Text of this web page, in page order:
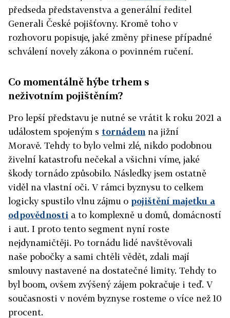
předseda představenstva a generální ředitel
Generali České pojišťovny. Kromě toho v
rozhovoru popisuje, jaké změny přinese případné
schválení novely zákona o povinném ručení.
Co momentálně hýbe trhem s
neživotním pojištěním?
Pro lepší představu je nutné se vrátit k roku 2021 a
událostem spojeným s tornádem na jižní
Moravě. Tehdy to bylo velmi zlé, nikdo podobnou
živelní katastrofu nečekal a všichni víme, jaké
škody tornádo způsobilo. Následky jsem ostatně
viděl na vlastní oči. V rámci byznysu to celkem
logicky spustilo vlnu zájmu o pojištění majetku a
odpovědnosti a to komplexně u domů, domácností
i aut. I proto tento segment nyní roste
nejdynamičtěji. Po tornádu lidé navštěvovali
naše pobočky a sami chtěli vědět, zdali mají
smlouvy nastavené na dostatečné limity. Tehdy to
byl boom, ovšem zvýšený zájem pokračuje i teď. V
současnosti v novém byznyse rosteme o více než 10
procent.